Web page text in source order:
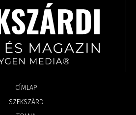
CÍMLAP
SZEKSZÁRD